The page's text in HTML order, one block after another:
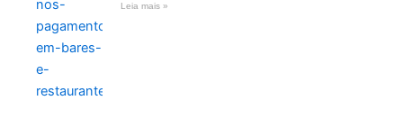
Leia mais »